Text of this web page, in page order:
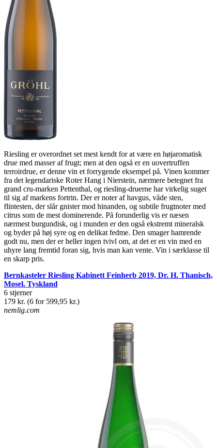
Riesling er overordnet set mest kendt for at være en højaromatisk
drue med masser af frugt; men at den også er en uovertruffen
terroirdrue, er denne vin et forrygende eksempel på. Vinen kommer
fra det legendariske Roter Hang i Nierstein, nærmere betegnet fra
grand cru-marken Pettenthal, og riesling-druerne har virkelig suget
til sig af markens fortrin. Der er noter af havgus, våde sten,
flintesten, der slår gnister mod hinanden, og subtile frugtnoter med
citrus som de mest dominerende. På forunderlig vis er næsen
nærmest burgundisk, og i munden er den også ekstremt mineralsk
og byder på høj syre og en delikat fedme. Den smager hamrende
godt nu, men der er heller ingen tvivl om, at det er en vin med en
uhyre lang fremtid foran sig, hvis man kan vente. Vin i særklasse til
en skarp pris.
Bernkasteler Riesling Kabinett Feinherb 2019, Dr. H. Thanisch,
Mosel. Tyskland
6 stjerner
179 kr. (6 for 599,95 kr.)
nemlig.com